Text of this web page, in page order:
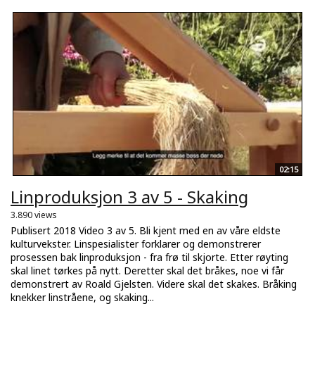
02:15
Linproduksjon 3 av 5 - Skaking
3.890 views
Publisert 2018 Video 3 av 5. Bli kjent med en av våre eldste
kulturvekster. Linspesialister forklarer og demonstrerer
prosessen bak linproduksjon - fra frø til skjorte. Etter røyting
skal linet tørkes på nytt. Deretter skal det bråkes, noe vi får
demonstrert av Roald Gjelsten. Videre skal det skakes. Bråking
knekker linstråene, og skaking...